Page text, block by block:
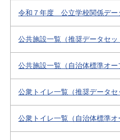
令和７年度 公立学校関係デー
公共施設一覧（推奨データセッ
公共施設一覧（自治体標準オー
公衆トイレ一覧（推奨データセ
公衆トイレ一覧（自治体標準オ